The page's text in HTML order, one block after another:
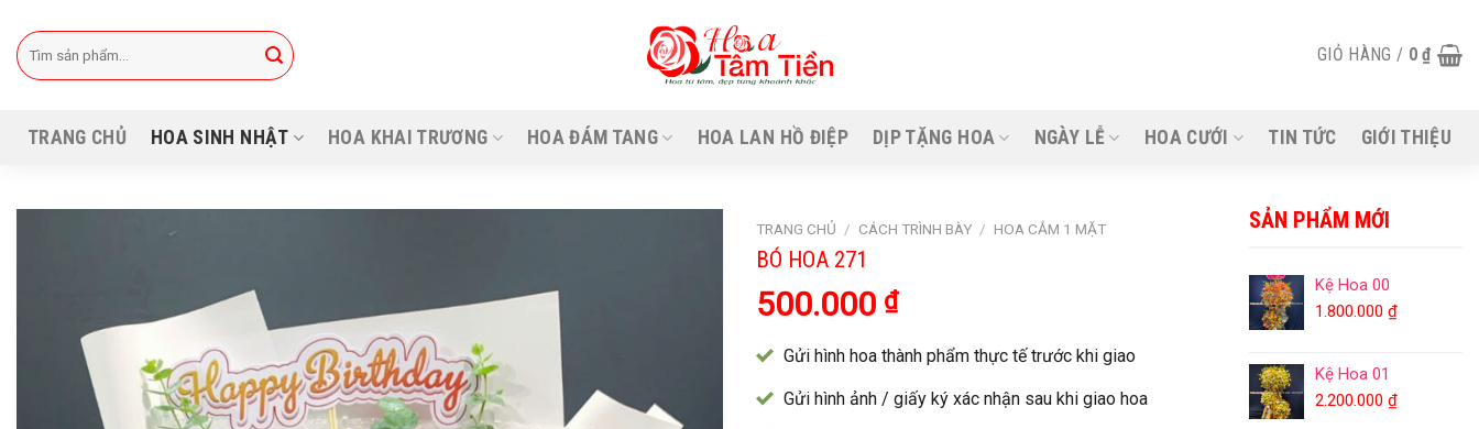
qua
nội
Tìm
kiếm:
GIỎ HÀNG / 0₫
TRANG CHỦ HOA SINH NHẬT HOA KHAI TRƯƠNG HOA ĐÁM TANG HOA LAN HỒ ĐIỆP DỊP TẶNG HOA NGÀY LỄ HOA CƯỚI TIN TỨC GIỚI THIỆU
TRANG CHỦ / CÁCH TRÌNH BÀY / HOA CẮM 1 MẶT
BÓ HOA 271
500.000 ₫
Gửi hình hoa thành phẩm thực tế trước khi giao
Gửi hình ảnh / giấy ký xác nhận sau khi giao hoa
SẢN PHẨM MỚI
Kệ Hoa 00
1.800.000 ₫
Kệ Hoa 01
2.200.000 ₫